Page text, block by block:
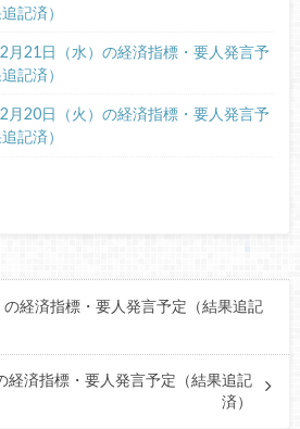
記済）
月21日（水）の経済指標・要人発言予
記済）
月20日（火）の経済指標・要人発言予
記済）
経済指標・要人発言予定（結果追記
経済指標・要人発言予定（結果追記
済）